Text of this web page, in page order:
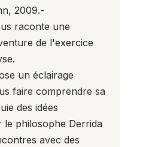
2009.-
raconte une
de l'exercice
un éclairage
faire comprendre sa
des idées
le philosophe Derrida
avec des